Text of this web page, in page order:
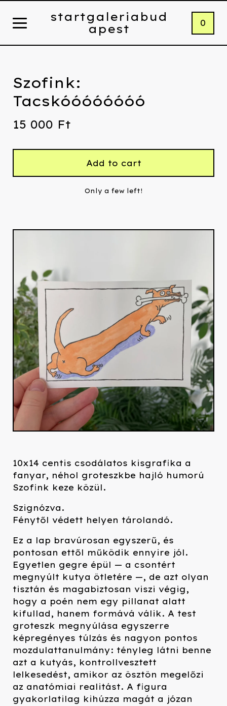
startgaleriabud
apest
0
Szofink:
Tacskóóóóóóóó
15 000 Ft
Add to cart
Only a few left!
10x14 centis csodálatos kisgrafika a
fanyar, néhol groteszkbe hajló humorú
Szofink keze közül.
Szignózva.
Fénytől védett helyen tárolandó.
Ez a lap bravúrosan egyszerű, és
pontosan ettől működik ennyire jól.
Egyetlen gegre épül — a csontért
megnyúlt kutya ötletére —, de azt olyan
tisztán és magabiztosan viszi végig,
hogy a poén nem egy pillanat alatt
kifullad, hanem formává válik. A test
groteszk megnyúlása egyszerre
képregényes túlzás és nagyon pontos
mozdulattanulmány: tényleg látni benne
azt a kutyás, kontrollvesztett
lelkesedést, amikor az ösztön megelőzi
az anatómiai realitást. A figura
gyakorlatilag kihúzza magát a józan